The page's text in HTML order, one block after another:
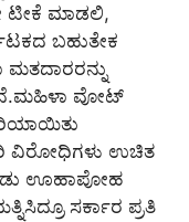
ಟೀಕೆ ಮಾಡಲಿ,
ಬಹುತೇಕ
ವೋಟ್
ವಿರೋಧಿಗಳು ಉಚಿತ
ಊಹಾಪೋಹ
ಸರ್ಕಾರ ಪ್ರತಿ